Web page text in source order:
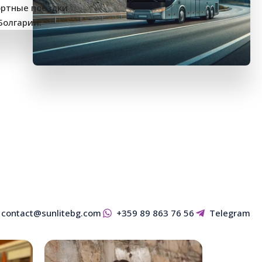
contact@sunlitebg.com +359 89 863 76 56 Telegram